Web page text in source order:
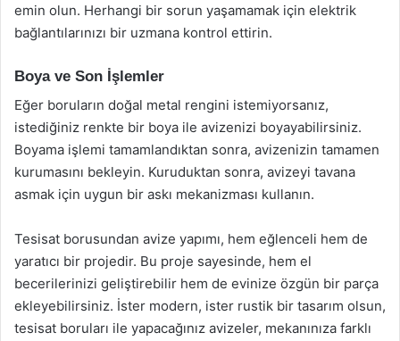
emin olun. Herhangi bir sorun yaşamamak için elektrik
bağlantılarınızı bir uzmana kontrol ettirin.
Boya ve Son İşlemler
Eğer boruların doğal metal rengini istemiyorsanız,
istediğiniz renkte bir boya ile avizenizi boyayabilirsiniz.
Boyama işlemi tamamlandıktan sonra, avizenizin tamamen
kurumasını bekleyin. Kuruduktan sonra, avizeyi tavana
asmak için uygun bir askı mekanizması kullanın.
Tesisat borusundan avize yapımı, hem eğlenceli hem de
yaratıcı bir projedir. Bu proje sayesinde, hem el
becerilerinizi geliştirebilir hem de evinize özgün bir parça
ekleyebilirsiniz. İster modern, ister rustik bir tasarım olsun,
tesisat boruları ile yapacağınız avizeler, mekanınıza farklı